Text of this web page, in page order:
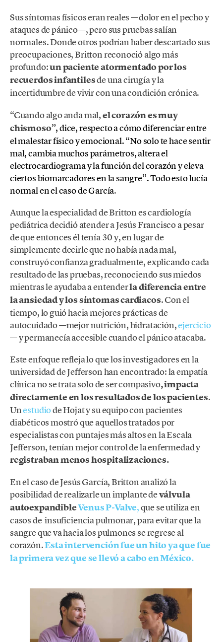
Sus síntomas físicos eran reales —dolor en el pecho y
ataques de pánico—, pero sus pruebas salían
normales. Donde otros podrían haber descartado sus
preocupaciones, Britton reconoció algo más
profundo:un paciente atormentado por los
recuerdos infantilesde una cirugía y la
incertidumbre de vivir con una condición crónica.
“Cuando algo anda mal,el corazón es muy
chismoso”, dice, respecto a cómo diferenciar entre
el malestar físico y emocional. “No solo te hace sentir
mal, cambia muchos parámetros, altera el
electrocardiograma y la función del corazón y eleva
ciertos biomarcadores en la sangre”. Todo esto lucía
normal en el caso de García.
Aunque la especialidad de Britton es cardiología
pediátrica decidió atender a Jesús Francisco a pesar
de que entonces él tenía 30 y, en lugar de
simplemente decirle que no había nada mal,
construyó confianza gradualmente, explicando cada
resultado de las pruebas, reconociendo sus miedos
mientras le ayudaba a entenderla diferencia entre
la ansiedad y los síntomas cardiacos. Con el
tiempo, lo guió hacia mejores prácticas de
autocuidado —mejor nutrición, hidratación,ejercicio
— y permanecía accesible cuando el pánico atacaba.
Este enfoque refleja lo que los investigadores en la
universidad de Jefferson han encontrado: la empatía
clínica no se trata solo de ser compasivo, impacta
directamente en los resultados de los pacientes.
Unestudiode Hojat y su equipo con pacientes
diabéticos mostró que aquellos tratados por
especialistas con puntajes más altos en la Escala
Jefferson, tenían mejor control de la enfermedad y
registraban menos hospitalizaciones.
En el caso de Jesús García, Britton analizó la
posibilidad de realizarle un implante deválvula
autoexpandibleVenus P-Valve,que se utiliza en
casos de insuficiencia pulmonar, para evitar que la
sangre que va hacia los pulmones se regrese al
corazón.Esta intervención fue un hito ya que fue
la primera vez que se llevó a cabo en México.